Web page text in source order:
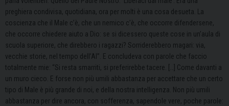
preghiera condivisa, quotidiana, ora per molti è una cosa desueta. La
coscienza che il Male c’è, che un nemico c’è, che occorre difendersene,
che occorre chiedere aiuto a Dio: se si dicessero queste cose in un’aula di
scuola superiore, che direbbero i ragazzi? Sorriderebbero magari: via,
vecchie storie, nel tempo dell’AI”. E concludeva con parole che faccio
totalmente mie: “Si resta smarriti, si preferirebbe tacere. […] Come davanti a
un muro cieco. E forse non più umili abbastanza per accettare che un certo
tipo di Male è più grande di noi, e della nostra intelligenza. Non più umili
abbastanza per dire ancora, con sofferenza, sapendole vere, poche parole: